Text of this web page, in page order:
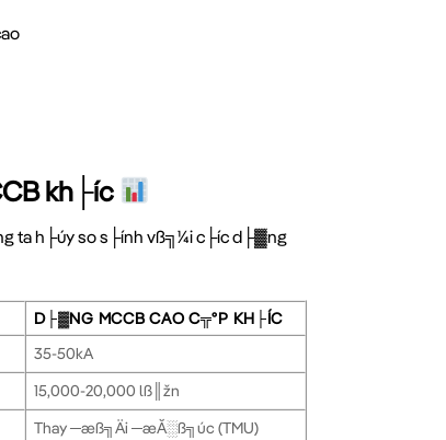
kh├íc
ta h├úy so s├ính vß╗¼i c├íc d├▓ng
D├▓NG MCCB CAO C╦ºP KH├ÍC
35-50kA
15,000-20,000 lß║žn
Thay ─æß╗Äi ─æĂ░ß╗úc (TMU)